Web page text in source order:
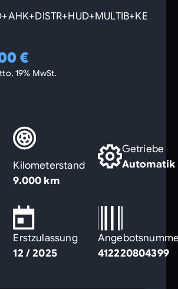
€
19% MwSt.
Kilometerstand
9.000 km
Getriebe
Automatik
Erstzulassung
12 / 2025
412220804399